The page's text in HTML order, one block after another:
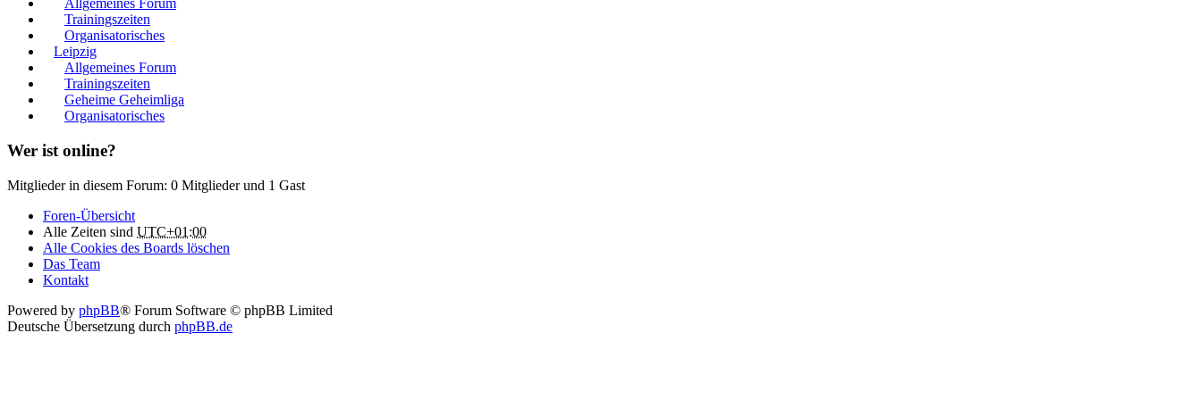
Allgemeines Forum
Trainingszeiten
Organisatorisches
Leipzig
Allgemeines Forum
Trainingszeiten
Geheime Geheimliga
Organisatorisches
Wer ist online?
Mitglieder in diesem Forum: 0 Mitglieder und 1 Gast
Foren-Übersicht
Alle Zeiten sind UTC+01:00
Alle Cookies des Boards löschen
Das Team
Kontakt
Powered by phpBB® Forum Software © phpBB Limited
Deutsche Übersetzung durch phpBB.de